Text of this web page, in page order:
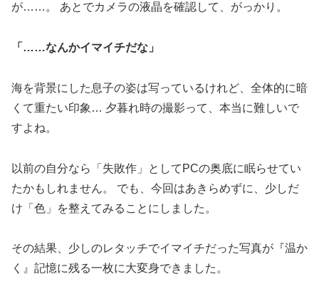
が……。 あとでカメラの液晶を確認して、がっかり。
「……なんかイマイチだな」
海を背景にした息子の姿は写っているけれど、全体的に暗
くて重たい印象… 夕暮れ時の撮影って、本当に難しいで
すよね。
以前の自分なら「失敗作」としてPCの奥底に眠らせてい
たかもしれません。 でも、今回はあきらめずに、少しだ
け「色」を整えてみることにしました。
その結果、少しのレタッチでイマイチだった写真が『温か
く』記憶に残る一枚に大変身できました。